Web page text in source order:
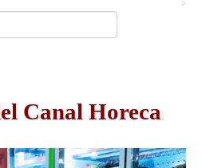
Canal Horeca